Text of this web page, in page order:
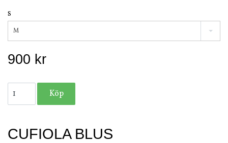
S
M
900 kr
CUFIOLA BLUS